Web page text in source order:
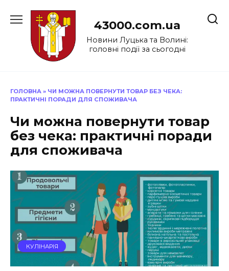
до
43000.com.ua
Новини Луцька та Волині:
головні події за сьогодні
ГОЛОВНА » ЧИ МОЖНА ПОВЕРНУТИ ТОВАР БЕЗ ЧЕКА:
ПРАКТИЧНІ ПОРАДИ ДЛЯ СПОЖИВАЧА
Чи можна повернути товар
без чека: практичні поради
для споживача
КУЛІНАРІЯ